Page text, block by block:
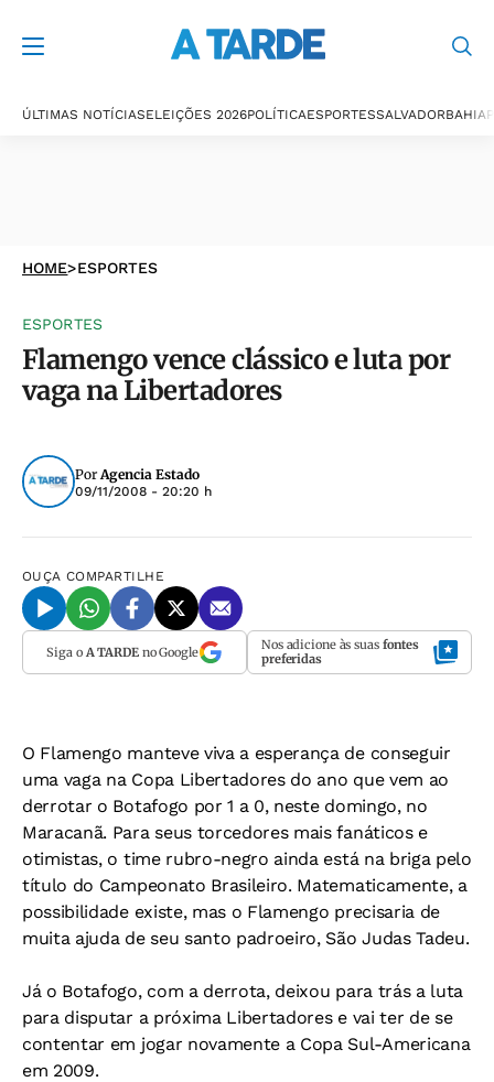
ÚLTIMAS NOTÍCIASELEIÇÕES 2026POLÍTICAESPORTESSALVADORBAHIA
HOME>ESPORTES
ESPORTES
Flamengo vence clássico e luta por
vaga na Libertadores
PorAgencia Estado
09/11/2008 - 20:20 h
OUÇA COMPARTILHE
Siga o A TARDEno Google Nos adicione às suas fontes
preferidas
O Flamengo manteve viva a esperança de conseguir
uma vaga na Copa Libertadores do ano que vem ao
derrotar o Botafogo por 1 a 0, neste domingo, no
Maracanã. Para seus torcedores mais fanáticos e
otimistas, o time rubro-negro ainda está na briga pelo
título do Campeonato Brasileiro. Matematicamente, a
possibilidade existe, mas o Flamengo precisaria de
muita ajuda de seu santo padroeiro, São Judas Tadeu.
Já o Botafogo, com a derrota, deixou para trás a luta
para disputar a próxima Libertadores e vai ter de se
contentar em jogar novamente a Copa Sul-Americana
em 2009.